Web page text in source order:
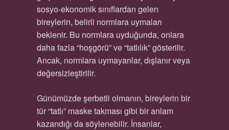
sosyo-ekonomik sınıflardan gelen
bireylerin, belirli normlara uymaları
beklenir. Bu normlara uyduğunda, onlara
daha fazla “hoşgörü” ve “tatlılık” gösterilir.
Ancak, normlara uymayanlar, dışlanır veya
değersizleştirilir.
Günümüzde şerbetli olmanın, bireylerin bir
tür “tatlı” maske takması gibi bir anlam
kazandığı da söylenebilir. İnsanlar,